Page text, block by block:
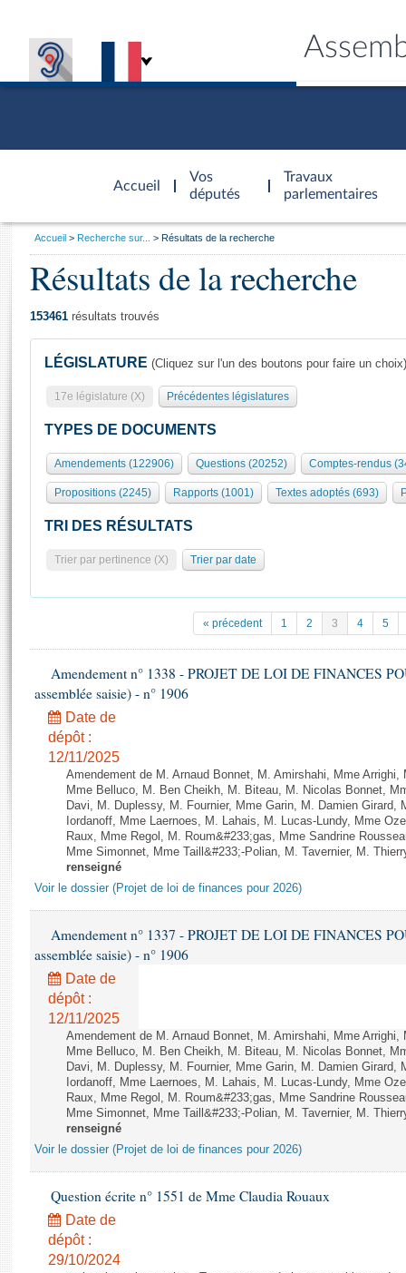
Accueil
d'accueil
Vos
députés
Travaux
parlementaires
Présidence
577 députés
Groupes politiques
Séance publique
Commissions et autres organes
Europe et International
Pétitions
Projets de loi
Propositions de loi
Amendements
Textes adoptés
Rapports d'information
Rapports d'enquête
Rapports législatifs
Rapports sur l'application des lois
Baromètre de l’application des lois
Dossiers législatifs
Budget et sécurité sociale
Questions écrites et orales
Comptes rendus des débats
Général
Rôle et pouvoirs de l'Assemblée
Organisation de l'Assemblée
Présidence Conférence des Présidents Bureau Collège des
Statistiques et chiffres clés
Documents de référence
( Constitution | Règlement de l'Assemblée ... )
Juniors
Anciennes législatures
Liens vers les sites publics
Visiter l'Assemblée
Visite virtuelle du palais Bourbon
Assister à une séance
Contacts et plan d'accès
Photos libres de droit
Vous
Accueil Recherche sur... Résultats de la recherche
Résultats de la recherche
153461 résultats trouvés
LÉGISLATURE (Cliquez sur l'un des boutons pour faire un choix)
17e législature (X) Précédentes législatures
TYPES DE DOCUMENTS
Amendements (122906) Questions (20252) Comptes-rendus
Propositions (2245) Rapports (1001) Textes adoptés (693)
TRI DES RÉSULTATS
Trier par pertinence (X) Trier par date
« précedent 1 2 3 4 5
Amendement n° 1338 - PROJET DE LOI DE FINANCES
assemblée saisie) - n° 1906
Date de
dépôt :
12/11/2025
Amendement de M. Arnaud Bonnet, M. Amirshahi, Mme
Mme Belluco, M. Ben Cheikh, M. Biteau, M. Nicolas Bonnet,
Davi, M. Duplessy, M. Fournier, Mme Garin, M. Damien Girard,
Iordanoff, Mme Laernoes, M. Lahais, M. Lucas-Lundy, Mme
Raux, Mme Regol, M. Roum&#233;gas, Mme Sandrine
Mme Simonnet, Mme Taill&#233;-Polian, M. Tavernier, M.
renseigné
Voir le dossier (Projet de loi de finances pour 2026)
Amendement n° 1337 - PROJET DE LOI DE FINANCES
assemblée saisie) - n° 1906
Date de
dépôt :
12/11/2025
Amendement de M. Arnaud Bonnet, M. Amirshahi, Mme
Mme Belluco, M. Ben Cheikh, M. Biteau, M. Nicolas Bonnet,
Davi, M. Duplessy, M. Fournier, Mme Garin, M. Damien Girard,
Iordanoff, Mme Laernoes, M. Lahais, M. Lucas-Lundy, Mme
Raux, Mme Regol, M. Roum&#233;gas, Mme Sandrine
Mme Simonnet, Mme Taill&#233;-Polian, M. Tavernier, M.
renseigné
Voir le dossier (Projet de loi de finances pour 2026)
Question écrite n° 1551 de Mme Claudia Rouaux
Date de
dépôt :
29/10/2024